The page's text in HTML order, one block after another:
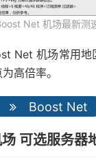
Net 机场最新测
Net 机场常用地
高倍率。
Boost Net
可选服务器